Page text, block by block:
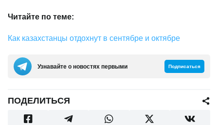
Читайте по теме:
Как казахстанцы отдохнут в сентябре и октябре
Узнавайте о новостях первыми Подписаться
ПОДЕЛИТЬСЯ